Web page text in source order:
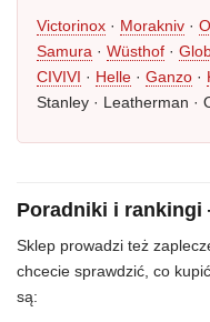
Victorinox· Morakniv·
Samura · Wüsthof·
CIVIVI · Helle· Ganzo·
Stanley · Leatherman ·
Poradniki i
Sklep prowadzi też
chcecie sprawdzić, co
są: